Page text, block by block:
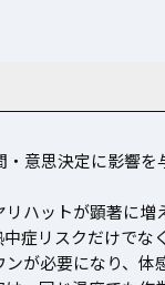
意思決定に影響
ハットが顕著に増
症リスクだけで
が必要になり、